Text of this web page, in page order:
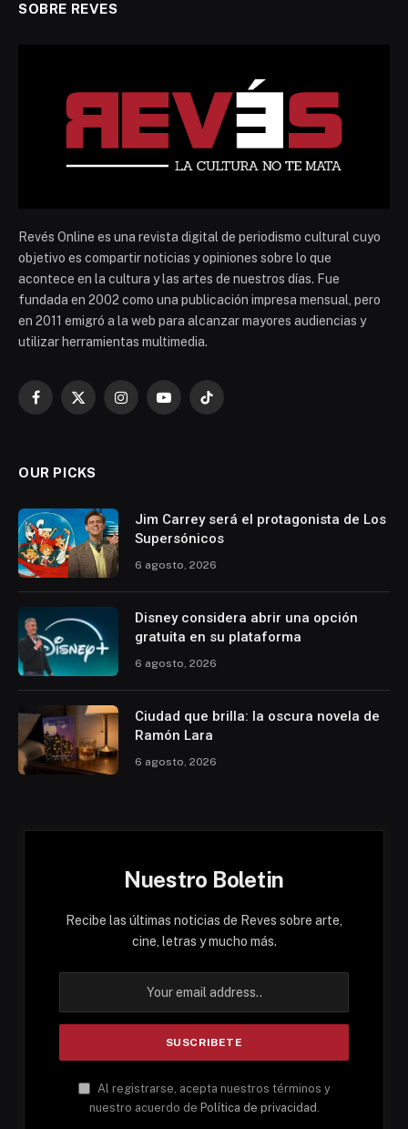
SOBRE REVES
Revés Online es una revista digital de periodismo cultural cuyo
objetivo es compartir noticias y opiniones sobre lo que
acontece en la cultura y las artes de nuestros días. Fue
fundada en 2002 como una publicación impresa mensual, pero
en 2011 emigró a la web para alcanzar mayores audiencias y
utilizar herramientas multimedia.
Facebook
X
InstagramYouTubeTikTok
OUR PICKS
Jim Carrey será el protagonista de Los
Supersónicos
6 agosto, 2026
Disney considera abrir una opción
gratuita en su plataforma
6 agosto, 2026
Ciudad que brilla: la oscura novela de
Ramón Lara
6 agosto, 2026
Nuestro Boletin
Recibe las últimas noticias de Reves sobre arte,
cine, letras y mucho más.
Al registrarse, acepta nuestros términos y
nuestro acuerdo de Política de privacidad